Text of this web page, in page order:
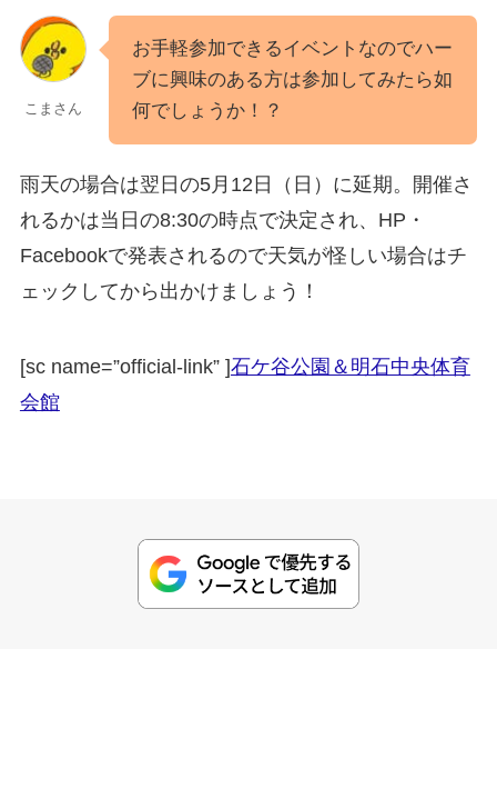
こまさん
お手軽参加できるイベントなのでハー
ブに興味のある方は参加してみたら如
何でしょうか！？
雨天の場合は翌日の5月12日（日）に延期。開催さ
れるかは当日の8:30の時点で決定され、HP・
Facebookで発表されるので天気が怪しい場合はチ
ェックしてから出かけましょう！
[sc name=”official-link” ]石ケ谷公園＆明石中央体育
会館